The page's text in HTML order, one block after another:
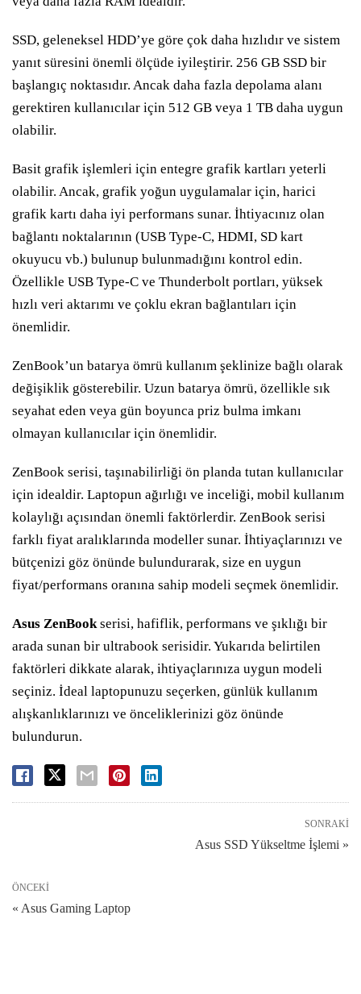
SSD, geleneksel HDD’ye göre çok daha hızlıdır ve sistem
yanıt süresini önemli ölçüde iyileştirir. 256 GB SSD bir
başlangıç noktasıdır. Ancak daha fazla depolama alanı
gerektiren kullanıcılar için 512 GB veya 1 TB daha uygun
olabilir.
Basit grafik işlemleri için entegre grafik kartları yeterli
olabilir. Ancak, grafik yoğun uygulamalar için, harici
grafik kartı daha iyi performans sunar. İhtiyacınız olan
bağlantı noktalarının (USB Type-C, HDMI, SD kart
okuyucu vb.) bulunup bulunmadığını kontrol edin.
Özellikle USB Type-C ve Thunderbolt portları, yüksek
hızlı veri aktarımı ve çoklu ekran bağlantıları için
önemlidir.
ZenBook’un batarya ömrü kullanım şeklinize bağlı olarak
değişiklik gösterebilir. Uzun batarya ömrü, özellikle sık
seyahat eden veya gün boyunca priz bulma imkanı
olmayan kullanıcılar için önemlidir.
ZenBook serisi, taşınabilirliği ön planda tutan kullanıcılar
için idealdir. Laptopun ağırlığı ve inceliği, mobil kullanım
kolaylığı açısından önemli faktörlerdir. ZenBook serisi
farklı fiyat aralıklarında modeller sunar. İhtiyaçlarınızı ve
bütçenizi göz önünde bulundurarak, size en uygun
fiyat/performans oranına sahip modeli seçmek önemlidir.
Asus ZenBookserisi, hafiflik, performans ve şıklığı bir
arada sunan bir ultrabook serisidir. Yukarıda belirtilen
faktörleri dikkate alarak, ihtiyaçlarınıza uygun modeli
seçiniz. İdeal laptopunuzu seçerken, günlük kullanım
alışkanlıklarınızı ve önceliklerinizi göz önünde
bulundurun.
SONRAKI
Asus SSD Yükseltme İşlemi »
ÖNCEKI
« Asus Gaming Laptop